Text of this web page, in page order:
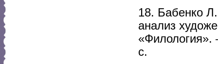
18. Бабенко
анализ
с.